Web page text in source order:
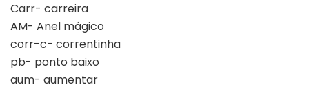
Carr- carreira
AM- Anel mágico
corr-c- correntinha
pb- ponto baixo
aum- aumentar